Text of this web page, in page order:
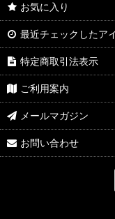
お気に入り
最近チェックしたア
特定商取引法表示
ご利用案内
メールマガジン
お問い合わせ